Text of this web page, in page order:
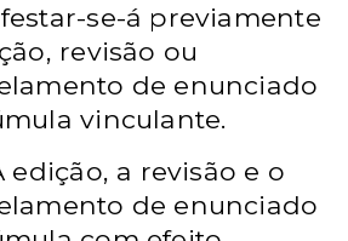
se-á previamente
revisão ou
de enunciado
vinculante.
edição, a revisão e o
de enunciado